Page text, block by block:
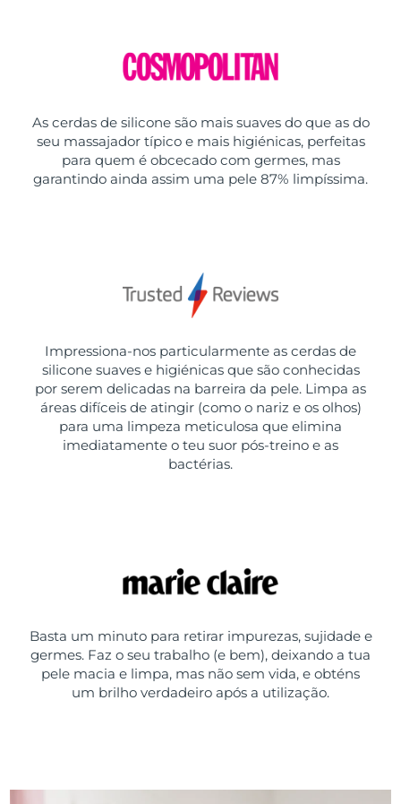
As cerdas de silicone são mais suaves do que as do
seu massajador típico e mais higiénicas, perfeitas
para quem é obcecado com germes, mas
garantindo ainda assim uma pele 87% limpíssima.
Impressiona-nos particularmente as cerdas de
silicone suaves e higiénicas que são conhecidas
por serem delicadas na barreira da pele. Limpa as
áreas difíceis de atingir (como o nariz e os olhos)
para uma limpeza meticulosa que elimina
imediatamente o teu suor pós-treino e as
bactérias.
Basta um minuto para retirar impurezas, sujidade e
germes. Faz o seu trabalho (e bem), deixando a tua
pele macia e limpa, mas não sem vida, e obténs
um brilho verdadeiro após a utilização.